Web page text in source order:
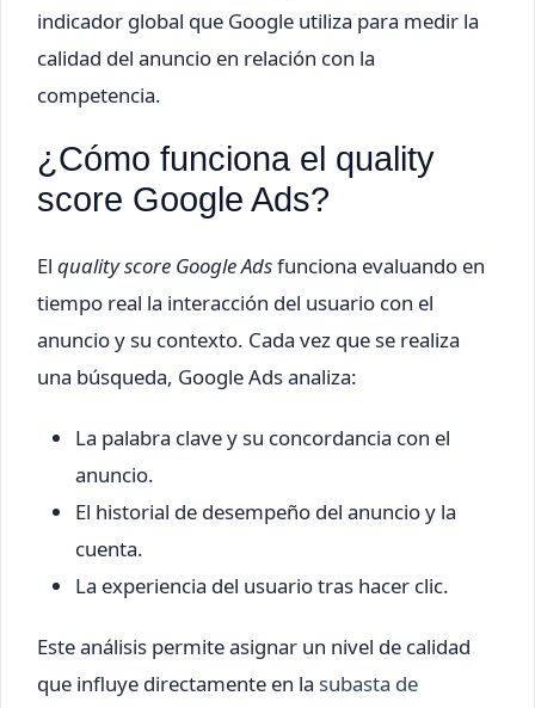
indicador global que Google utiliza para medir la
calidad del anuncio en relación con la
competencia.
¿Cómo funciona el quality
score Google Ads?
El quality score Google Adsfunciona evaluando en
tiempo real la interacción del usuario con el
anuncio y su contexto. Cada vez que se realiza
una búsqueda, Google Ads analiza:
La palabra clave y su concordancia con el
anuncio.
El historial de desempeño del anuncio y la
cuenta.
La experiencia del usuario tras hacer clic.
Este análisis permite asignar un nivel de calidad
que influye directamente en la subasta de